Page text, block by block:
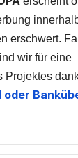
erschwert.
wir für eine
Projektes
oder